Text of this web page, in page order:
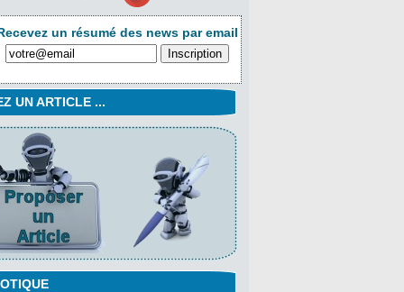
un résumé des news par email
UN ARTICLE ...